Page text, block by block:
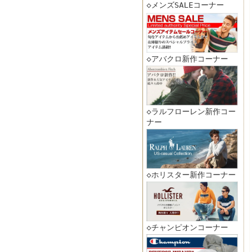
◇メンズSALEコーナー
◇アバクロ新作コーナー
◇ラルフローレン新作コー
ナー
◇ホリスター新作コーナー
◇チャンピオンコーナー